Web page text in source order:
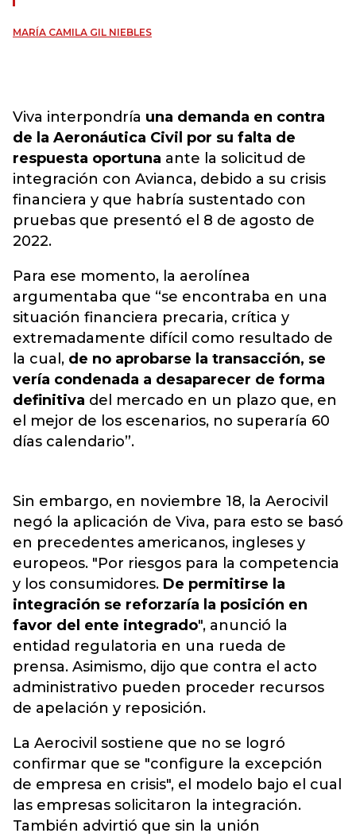
MARÍA CAMILA GIL NIEBLES
Viva interpondría una demanda en contra
de la Aeronáutica Civil por su falta de
respuesta oportuna ante la solicitud de
integración con Avianca, debido a su crisis
financiera y que habría sustentado con
pruebas que presentó el 8 de agosto de
2022.
Para ese momento, la aerolínea
argumentaba que “se encontraba en una
situación financiera precaria, crítica y
extremadamente difícil como resultado de
la cual, de no aprobarse la transacción, se
vería condenada a desaparecer de forma
definitiva del mercado en un plazo que, en
el mejor de los escenarios, no superaría 60
días calendario”.
Sin embargo, en noviembre 18, la Aerocivil
negó la aplicación de Viva, para esto se basó
en precedentes americanos, ingleses y
europeos. "Por riesgos para la competencia
y los consumidores. De permitirse la
integración se reforzaría la posición en
favor del ente integrado", anunció la
entidad regulatoria en una rueda de
prensa. Asimismo, dijo que contra el acto
administrativo pueden proceder recursos
de apelación y reposición.
La Aerocivil sostiene que no se logró
confirmar que se "configure la excepción
de empresa en crisis", el modelo bajo el cual
las empresas solicitaron la integración.
También advirtió que sin la unión